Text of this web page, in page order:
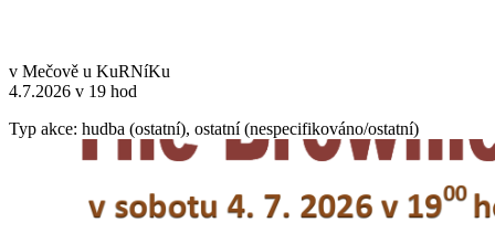
v Mečově u KuRNíKu
4.7.2026 v 19 hod
Typ akce: hudba (ostatní), ostatní (nespecifikováno/ostatní)